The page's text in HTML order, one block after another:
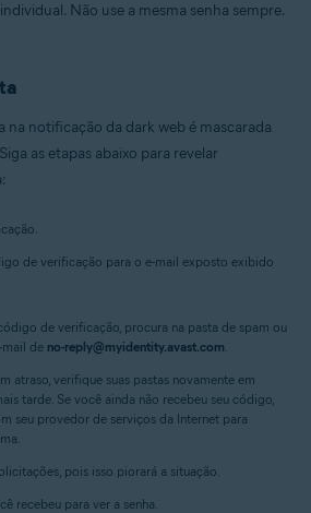
Não use a mesma senha sempre.
na notificação da dark web é mascarada
as etapas abaixo para revelar
de verificação para o e-mail exposto exibido
de verificação, procura na pasta de spam ou
de no-reply@myidentity.avast.com.
atraso, verifique suas pastas novamente em
tarde. Se você ainda não recebeu seu código,
seu provedor de serviços da Internet para
pois isso piorará a situação.
recebeu para ver a senha.